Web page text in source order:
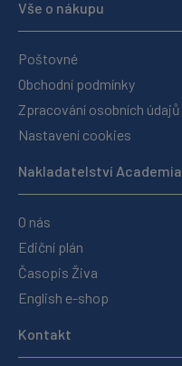
Vše o nákupu
Poštovné
Obchodní podmínky
Zpracování osobních údajů
Nastavení cookies
Nakladatelství Academia
O nás
Ediční plán
Časopis Živa
English e-shop
Kontakt